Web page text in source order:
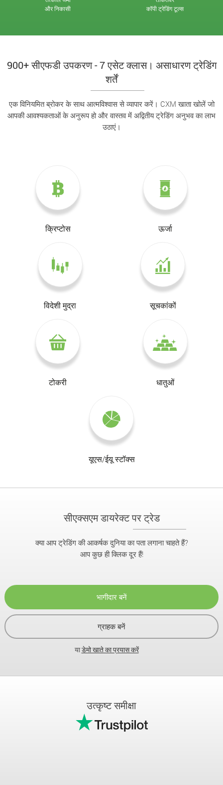
और निकासी
कॉपी ट्रेडिंग टूल्स
900+ सीएफडी उपकरण - 7 एसेट क्लास। असाधारण ट्रेडिंग
शर्तें
एक विनियमित ब्रोकर के साथ आत्मविश्वास से व्यापार करें। CXM खाता खोलें जो
आपकी आवश्यकताओं के अनुरूप हो और वास्तव में अद्वितीय ट्रेडिंग अनुभव का लाभ
उठाएं।
क्रिप्टोस ऊर्जा
विदेशी मुद्रा सूचकांकों
टोकरी धातुओं
यूएस/ईयू स्टॉक्स
सीएक्सएम डायरेक्ट पर ट्रेड
क्या आप ट्रेडिंग की आकर्षक दुनिया का पता लगाना चाहते हैं?
आप कुछ ही क्लिक दूर हैं!
भागीदार बनें
ग्राहक बनें
याडेमो खाते का प्रयास करें
उत्कृष्ट समीक्षा